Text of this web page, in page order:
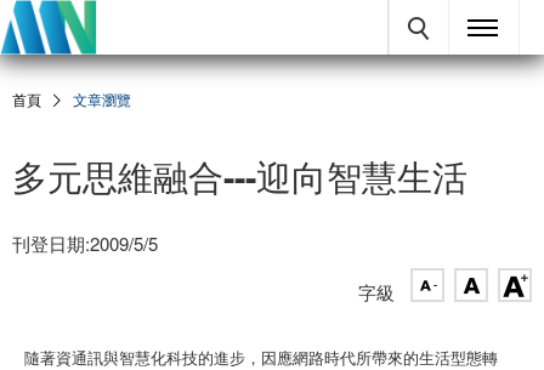
首頁 文章瀏覽
多元思維融合---迎向智慧生活
刊登日期:2009/5/5
字級
隨著資通訊與智慧化科技的進步，因應網路時代所帶來的生活型態轉